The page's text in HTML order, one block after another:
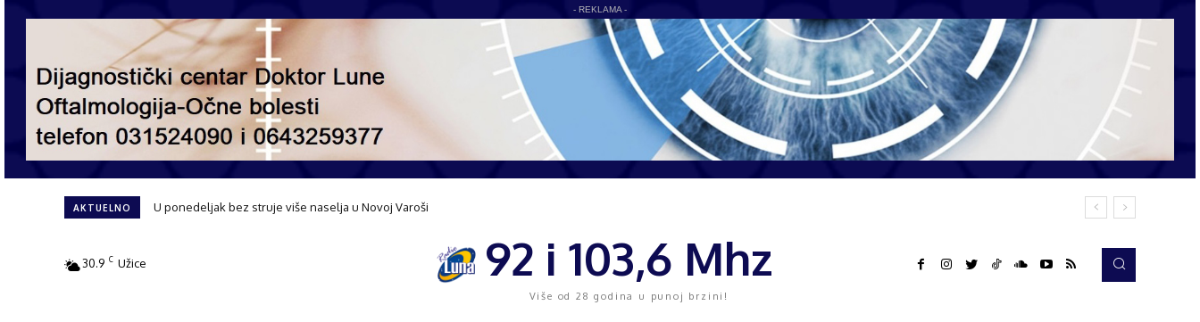
- REKLAMA -
AKTUELNO Čajetina bez letnje pauze: Gasifikacija, nova infrastruktura i veliki sportski kompleks menjaju lice opštine
30.9 C Užice 92 i 103,6 Mhz
Više od 28 godina u punoj brzini!